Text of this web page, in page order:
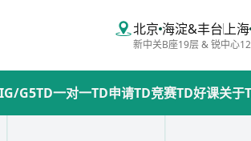
北京 海淀&丰台上海
新中关B座19层 & 锐中心
G5TD一对一TD申请TD竞赛TD好课关于